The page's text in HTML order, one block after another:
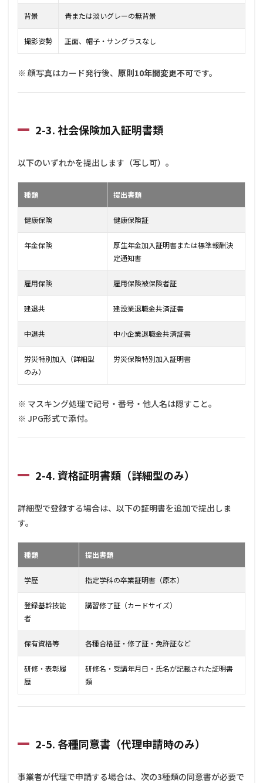
背景 青または淡いグレーの無背景
撮影姿勢 正面、帽子・サングラスなし
※ 顔写真はカード発行後、 原則10年間変更不可です。
2-3. 社会保険加入証明書類
以下のいずれかを提出します（写し可）。
種類 提出書類
健康保険 健康保険証
年金保険
厚生年金加入証明書または標準報酬決
定通知書
雇用保険 雇用保険被保険者証
建退共 建設業退職金共済証書
中退共 中小企業退職金共済証書
労災特別加入（詳細型
のみ）
労災保険特別加入証明書
※ マスキング処理で記号・番号・他人名は隠すこと。
※ JPG形式で添付。
2-4. 資格証明書類（詳細型のみ）
詳細型で登録する場合は、以下の証明書を追加で提出しま
す。
種類 提出書類
学歴 指定学科の卒業証明書（原本）
登録基幹技能
者
講習修了証（カードサイズ）
保有資格等 各種合格証・修了証・免許証など
研修・表彰履
歴
研修名・受講年月日・氏名が記載された証明書
類
2-5. 各種同意書（代理申請時のみ）
事業者が代理で申請する場合は、次の3種類の同意書が必要で